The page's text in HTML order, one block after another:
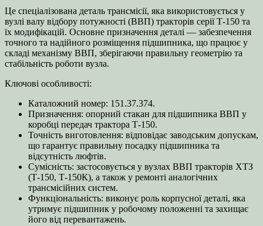
Це спеціалізована деталь трансмісії, яка використовується у
вузлі валу відбору потужності (ВВП) тракторів серії Т‑150 та
їх модифікацій. Основне призначення деталі — забезпечення
точного та надійного розміщення підшипника, що працює у
складі механізму ВВП, зберігаючи правильну геометрію та
стабільність роботи вузла.
Ключові особливості:
Каталожний номер: 151.37.374.
Призначення: опорний стакан для підшипника ВВП у
коробці передач трактора Т‑150.
Точність виготовлення: відповідає заводським допускам,
що гарантує правильну посадку підшипника та
відсутність люфтів.
Сумісність: застосовується у вузлах ВВП тракторів ХТЗ
(Т‑150, Т‑150К), а також у ремонті аналогічних
трансмісійних систем.
Функціональність: виконує роль корпусної деталі, яка
утримує підшипник у робочому положенні та захищає
його від перевантажень.